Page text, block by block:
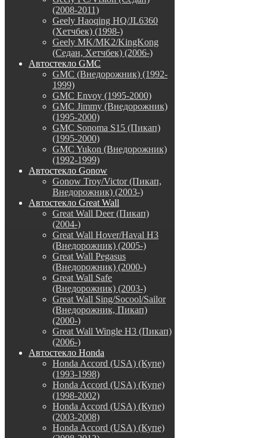
(2008-2011)
Geely Haoqing HQ/JL6360
(Хетчбек) (1998-)
Geely MK/MK2/KingKong
(Седан, Хетчбек) (2006-)
Автостекло GMC
GMC (Внедорожник) (1992-
1999)
GMC Envoy (1995-2000)
GMC Jimmy (Внедорожник)
(1995-2000)
GMC Sonoma S15 (Пикап)
(1995-2000)
GMC Yukon (Внедорожник)
(1992-1999)
Автостекло Gonow
Gonow Troy/Victor (Пикап,
Внедорожник) (2003-)
Автостекло Great Wall
Great Wall Deer (Пикап)
(2004-)
Great Wall Hover/Haval H3
(Внедорожник) (2005-)
Great Wall Pegasus
(Внедорожник) (2000-)
Great Wall Safe
(Внедорожник) (2003-)
Great Wall Sing/Socool/Sailor
(Внедорожник, Пикап)
(2000-)
Great Wall Wingle H3 (Пикап)
(2006-)
Автостекло Honda
Honda Accord (USA) (Купе)
(1993-1998)
Honda Accord (USA) (Купе)
(1998-2002)
Honda Accord (USA) (Купе)
(2003-2008)
Honda Accord (USA) (Купе)